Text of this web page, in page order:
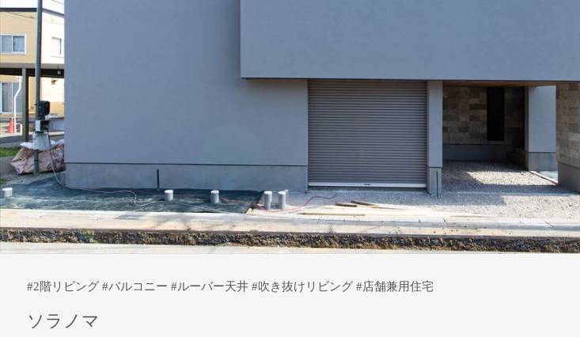
#2階リビング #バルコニー #ルーバー天井 #吹き抜けリビング #店舗兼用住宅
ソラノマ